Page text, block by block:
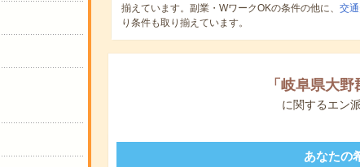
揃えています。副業・WワークOKの条件の他に、 交
り条件も取り揃えています。
「 岐阜県大野
に関するエン
あなたの